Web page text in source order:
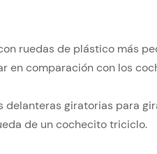
ruedas de plástico más
en comparación con los
giratorias para
de un cochecito triciclo.